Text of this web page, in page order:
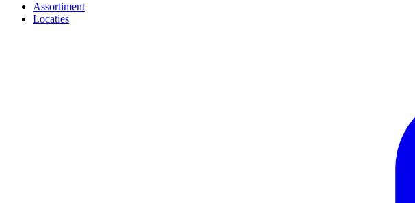
Assortiment
Locaties